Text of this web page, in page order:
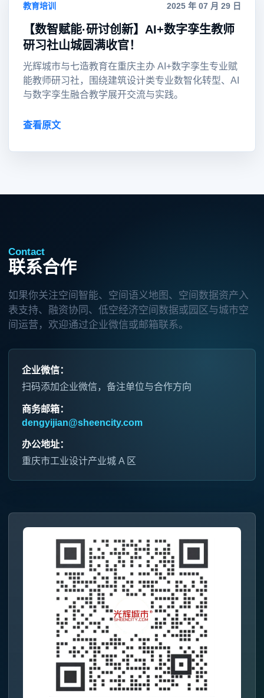
教育培训 2025 年 07 月 29 日
【数智赋能·研讨创新】AI+数字孪生教师
研习社山城圆满收官！
光辉城市与七造教育在重庆主办 AI+数字孪生专业赋
能教师研习社，围绕建筑设计类专业数智化转型、AI
与数字孪生融合教学展开交流与实践。
查看原文
Contact
联系合作
如果你关注空间智能、空间语义地图、空间数据资产入
表支持、融资协同、低空经济空间数据或园区与城市空
间运营，欢迎通过企业微信或邮箱联系。
企业微信：
扫码添加企业微信，备注单位与合作方向
商务邮箱：
dengyijian@sheencity.com
办公地址：
重庆市工业设计产业城 A 区